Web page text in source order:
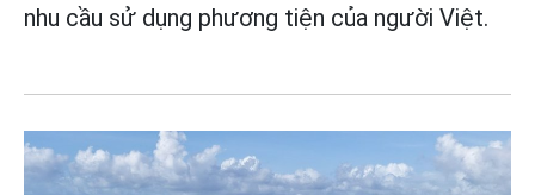
nhu cầu sử dụng phương tiện của người Việt.